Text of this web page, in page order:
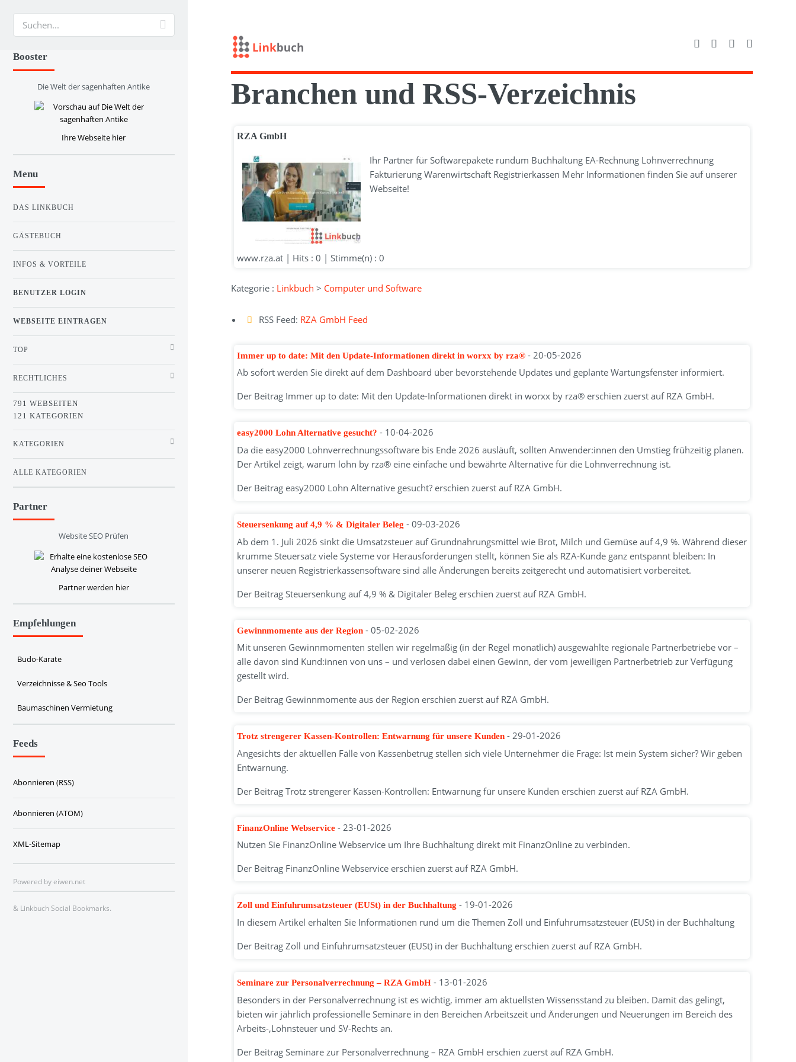
Branchen und RSS-Verzeichnis
RZA GmbH
Ihr Partner für Softwarepakete rundum Buchhaltung EA-Rechnung Lohnverrechnung
Fakturierung Warenwirtschaft Registrierkassen Mehr Informationen finden Sie auf unserer
Webseite!
www.rza.at | Hits : 0 | Stimme(n) : 0
Kategorie : Linkbuch > Computer und Software
RSS Feed: RZA GmbH Feed
Immer up to date: Mit den Update-Informationen direkt in worxx by rza® - 20-05-2026
Ab sofort werden Sie direkt auf dem Dashboard über bevorstehende Updates und geplante Wartungsfenster informiert.
Der Beitrag Immer up to date: Mit den Update-Informationen direkt in worxx by rza® erschien zuerst auf RZA GmbH.
easy2000 Lohn Alternative gesucht? - 10-04-2026
Da die easy2000 Lohnverrechnungssoftware bis Ende 2026 ausläuft, sollten Anwender:innen den Umstieg frühzeitig planen.
Der Artikel zeigt, warum lohn by rza® eine einfache und bewährte Alternative für die Lohnverrechnung ist.
Der Beitrag easy2000 Lohn Alternative gesucht? erschien zuerst auf RZA GmbH.
Steuersenkung auf 4,9 % & Digitaler Beleg - 09-03-2026
Ab dem 1. Juli 2026 sinkt die Umsatzsteuer auf Grundnahrungsmittel wie Brot, Milch und Gemüse auf 4,9 %. Während dieser
krumme Steuersatz viele Systeme vor Herausforderungen stellt, können Sie als RZA-Kunde ganz entspannt bleiben: In
unserer neuen Registrierkassensoftware sind alle Änderungen bereits zeitgerecht und automatisiert vorbereitet.
Der Beitrag Steuersenkung auf 4,9 % & Digitaler Beleg erschien zuerst auf RZA GmbH.
Gewinnmomente aus der Region - 05-02-2026
Mit unseren Gewinnmomenten stellen wir regelmäßig (in der Regel monatlich) ausgewählte regionale Partnerbetriebe vor –
alle davon sind Kund:innen von uns – und verlosen dabei einen Gewinn, der vom jeweiligen Partnerbetrieb zur Verfügung
gestellt wird.
Der Beitrag Gewinnmomente aus der Region erschien zuerst auf RZA GmbH.
Trotz strengerer Kassen-Kontrollen: Entwarnung für unsere Kunden - 29-01-2026
Angesichts der aktuellen Fälle von Kassenbetrug stellen sich viele Unternehmer die Frage: Ist mein System sicher? Wir geben
Entwarnung.
Der Beitrag Trotz strengerer Kassen-Kontrollen: Entwarnung für unsere Kunden erschien zuerst auf RZA GmbH.
FinanzOnline Webservice - 23-01-2026
Nutzen Sie FinanzOnline Webservice um Ihre Buchhaltung direkt mit FinanzOnline zu verbinden.
Der Beitrag FinanzOnline Webservice erschien zuerst auf RZA GmbH.
Zoll und Einfuhrumsatzsteuer (EUSt) in der Buchhaltung - 19-01-2026
In diesem Artikel erhalten Sie Informationen rund um die Themen Zoll und Einfuhrumsatzsteuer (EUSt) in der Buchhaltung
Der Beitrag Zoll und Einfuhrumsatzsteuer (EUSt) in der Buchhaltung erschien zuerst auf RZA GmbH.
Seminare zur Personalverrechnung – RZA GmbH - 13-01-2026
Besonders in der Personalverrechnung ist es wichtig, immer am aktuellsten Wissensstand zu bleiben. Damit das gelingt,
bieten wir jährlich professionelle Seminare in den Bereichen Arbeitszeit und Änderungen und Neuerungen im Bereich des
Arbeits-,Lohnsteuer und SV-Rechts an.
Der Beitrag Seminare zur Personalverrechnung – RZA GmbH erschien zuerst auf RZA GmbH.
Booster
Die Welt der sagenhaften Antike
Ihre Webseite hier
Menu
DAS LINKBUCH
GÄSTEBUCH
INFOS & VORTEILE
BENUTZER LOGIN
WEBSEITE EINTRAGEN
TOP
RECHTLICHES
791 WEBSEITEN
121 KATEGORIEN
KATEGORIEN
ALLE KATEGORIEN
Partner
Website SEO Prüfen
Partner werden hier
Empfehlungen
Budo-Karate
Verzeichnisse & Seo Tools
Baumaschinen Vermietung
Feeds
Abonnieren (RSS)
Abonnieren (ATOM)
XML-Sitemap
Powered by eiwen.net
& Linkbuch Social Bookmarks.